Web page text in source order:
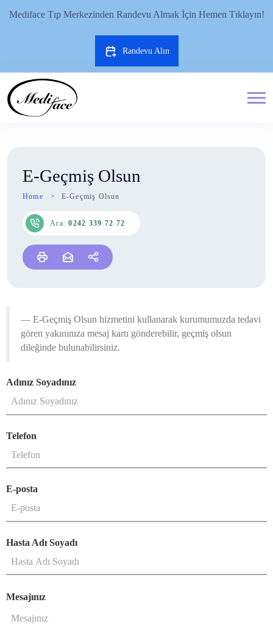
Mediface Tıp Merkezinden Randevu Almak İçin Hemen Tıklayın!
Randevu Alın
E-Geçmiş Olsun
Home E-Geçmiş Olsun
Ara:0242 339 72 72
— E-Geçmiş Olsun hizmetini kullanarak kurumumuzda tedavi
gören yakınınıza mesaj kartı gönderebilir, geçmiş olsun
dileğinde bulunabilirsiniz.
Adınız Soyadınız
Telefon
E-posta
Hasta Adı Soyadı
Mesajınız